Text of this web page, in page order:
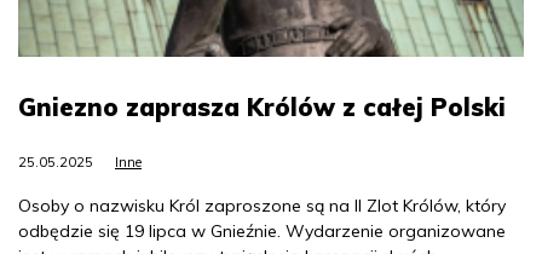
Gniezno zaprasza Królów z całej Polski
25.05.2025 Inne
Osoby o nazwisku Król zaproszone są na II Zlot Królów, który
odbędzie się 19 lipca w Gnieźnie. Wydarzenie organizowane